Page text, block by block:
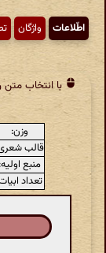
اطّلاعات واژگان
با انتخاب
وزن:
قالب
منبع اولیه:
تعداد